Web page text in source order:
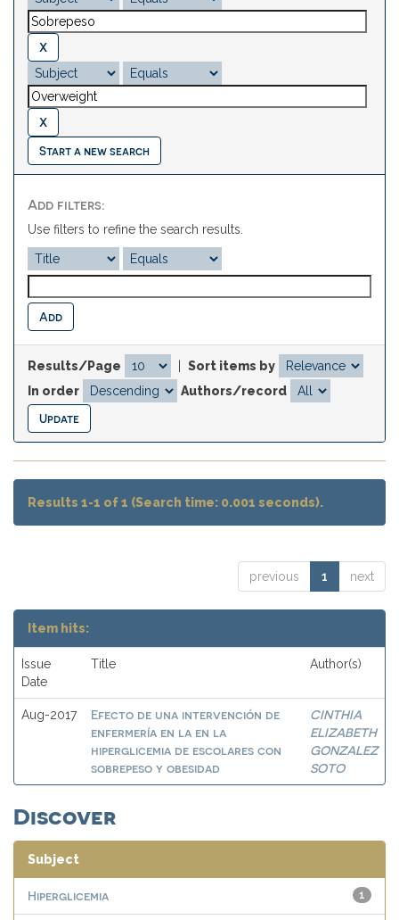
Start a new search
Add filters:
Use filters to refine the search results.
Results/Page
Sort items by
In order
Authors/record
Results 1-1 of 1 (Search time: 0.001 seconds).
previous 1 next
Item hits:
Issue
Date
Title Author(s)
Aug-2017
Efecto de una intervención de
enfermería en la en la
hiperglicemia de escolares con
sobrepeso y obesidad
CINTHIA
ELIZABETH
GONZALEZ
SOTO
Discover
Subject
1
Hiperglicemia